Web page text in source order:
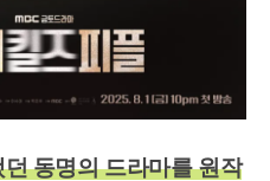
동명의 드라마를 원작